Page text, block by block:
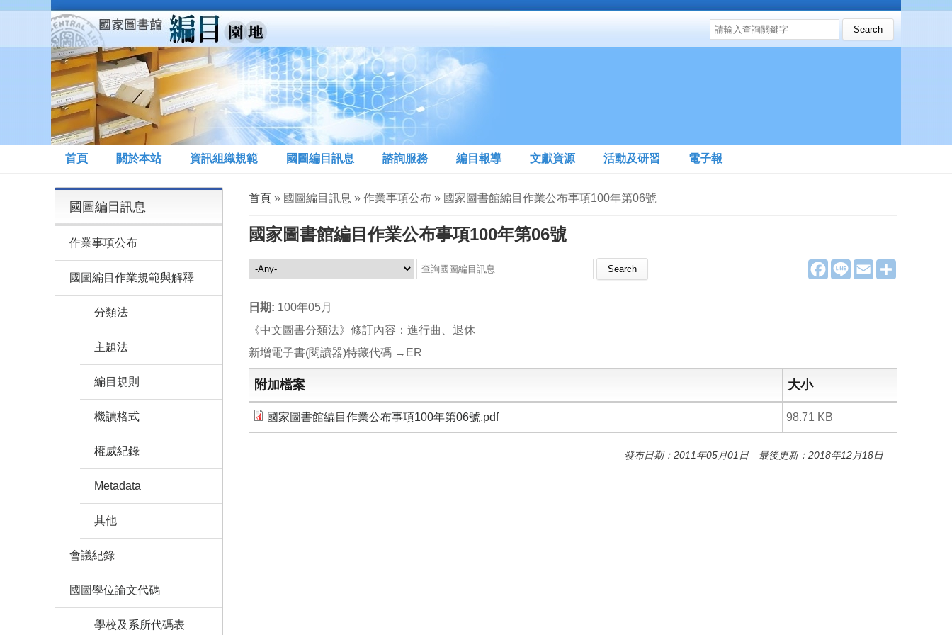
移至主內容
搜尋表單
Search this site
首頁 關於本站 資訊組織規範 國圖編目訊息 諮詢服務 編目報導 文獻資源 活動及研習 電子報
您在這裡
首頁» 國圖編目訊息 » 作業事項公布 » 國家圖書館編目作業公布事項100年第06號
國家圖書館編目作業公布事項100年第06號
F
a
L
E
m
國圖編目訊息 Search this site
日期: 100年05月
《中文圖書分類法》修訂內容：進行曲、退休
新增電子書(閱讀器)特藏代碼 →ER
附加檔案 大小
國家圖書館編目作業公布事項100年第06號.pdf 98.71 KB
發布日期：2011年05月01日 最後更新：2018年12月18日
國圖編目訊息
作業事項公布
國圖編目作業規範與解釋
分類法
主題法
編目規則
機讀格式
權威紀錄
Metadata
其他
會議紀錄
國圖學位論文代碼
學校及系所代碼表